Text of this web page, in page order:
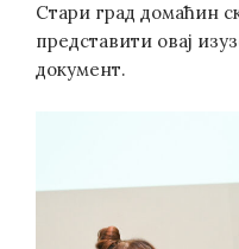
Стари град домаћин
представити овај
документ.